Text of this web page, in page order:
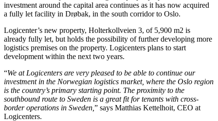
investment around the capital area continues as it has now acquired
a fully let facility in Drøbak, in the south corridor to Oslo.
Logicenter’s new property, Holterkollveien 3, of 5,900 m2 is
already fully let, but holds the possibility of further developing more
logistics premises on the property. Logicenters plans to start
development within the next two years.
“We at Logicenters are very pleased to be able to continue our
investment in the Norwegian logistics market, where the Oslo region
is the country’s primary starting point. The proximity to the
southbound route to Sweden is a great fit for tenants with cross-
border operations in Sweden, ” says Matthias Kettelhoit, CEO at
Logicenters.